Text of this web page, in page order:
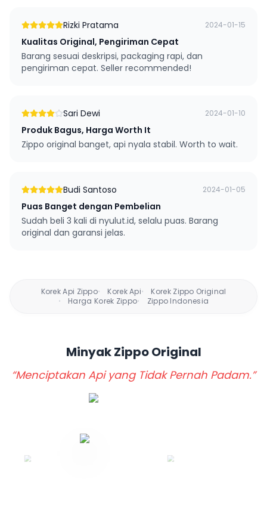
Rizki Pratama 2024-01-15
Kualitas Original, Pengiriman Cepat
Barang sesuai deskripsi, packaging rapi, dan
pengiriman cepat. Seller recommended!
Sari Dewi 2024-01-10
Produk Bagus, Harga Worth It
Zippo original banget, api nyala stabil. Worth to wait.
Budi Santoso 2024-01-05
Puas Banget dengan Pembelian
Sudah beli 3 kali di nyulut.id, selalu puas. Barang
original dan garansi jelas.
Korek Api Zippo• Korek Api• Korek Zippo Original
• Harga Korek Zippo• Zippo Indonesia
Minyak ZippoOriginal
“Menciptakan Api yang Tidak Pernah Padam.”